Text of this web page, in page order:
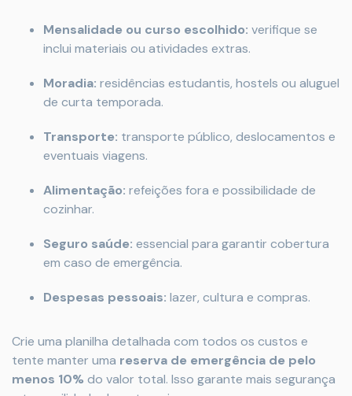
Mensalidade ou curso escolhido: verifique se
inclui materiais ou atividades extras.
Moradia: residências estudantis, hostels ou aluguel
de curta temporada.
Transporte: transporte público, deslocamentos e
eventuais viagens.
Alimentação: refeições fora e possibilidade de
cozinhar.
Seguro saúde: essencial para garantir cobertura
em caso de emergência.
Despesas pessoais: lazer, cultura e compras.
Crie uma planilha detalhada com todos os custos e
tente manter uma reserva de emergência de pelo
menos 10% do valor total. Isso garante mais segurança